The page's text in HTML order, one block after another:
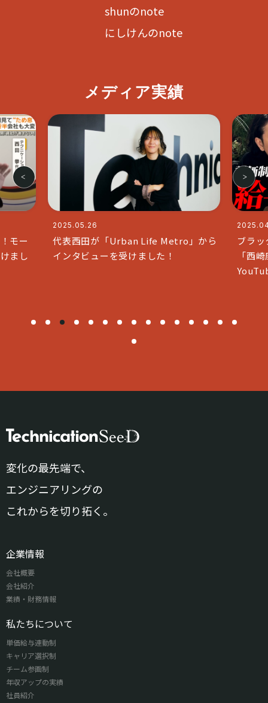
shunのnote
にしけんのnote
メディア実績
Life Metro」から
ました！
ブラックな社長で人気のチャンネル
「西崎康平 ブラックな社長」と
YouTubeコラボいたしました
変化の最先端で、
エンジニアリングの
これからを切り拓く。
企業情報
会社概要
会社紹介
業績・財務情報
私たちについて
単価給与連動制
キャリア選択制
チーム参画制
年収アップの実績
社員紹介